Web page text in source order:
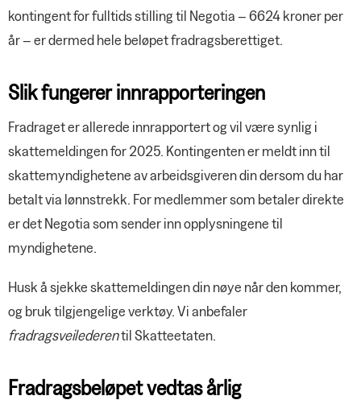
og Spekter
Gjensidige
Nordea
kontingent for fulltids stilling til Negotia – 6624 kroner per
år – er dermed hele beløpet fradragsberettiget.
Slik fungerer innrapporteringen
Fradraget er allerede innrapportert og vil være synlig i
skattemeldingen for 2025. Kontingenten er meldt inn til
skattemyndighetene av arbeidsgiveren din dersom du har
betalt via lønnstrekk. For medlemmer som betaler direkte
er det Negotia som sender inn opplysningene til
myndighetene.
Husk å sjekke skattemeldingen din nøye når den kommer,
og bruk tilgjengelige verktøy. Vi anbefaler
fradragsveilederentil Skatteetaten.
Fradragsbeløpet vedtas årlig